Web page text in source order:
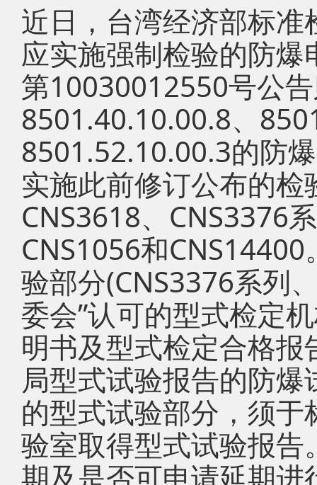
近日，台湾经济部标
应实施强制检验的防
第10030012550号公
8501.40.10.00.8、
8501.52.10.00.3的防
实施此前修订公布的检
CNS3618、CNS3376
CNS1056和
验部分(CNS3376系列
委会”认可的型式检定
明书及型式检定合格
局型式试验报告的防
的型式试验部分，须
验室取得型式试验报
期及是否可申请延期